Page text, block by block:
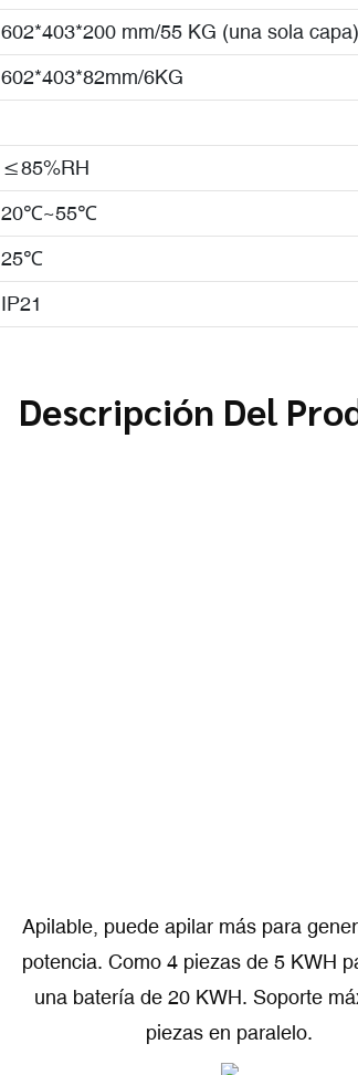
602*403*200 mm/55 KG (una sola capa)
602*403*82mm/6KG
≤85%RH
20℃~55℃
25℃
IP21
Descripción Del
Apilable, puede apilar más para
potencia. Como 4 piezas de 5 KWH
una batería de 20 KWH. Soporte
piezas en paralelo.